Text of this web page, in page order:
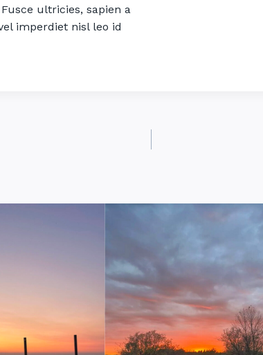
ultricies, sapien a
imperdiet nisl leo id